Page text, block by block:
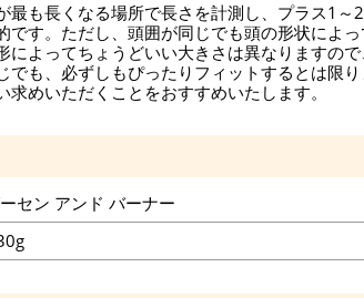
最も長くなる場所で長さを計測し、プラス1～
です。ただし、頭囲が同じでも頭の形状によ
によってちょうどいい大きさは異なりますの
でも、必ずしもぴったりフィットするとは限
求めいただくことをおすすめいたします。
セン アンド バーナー